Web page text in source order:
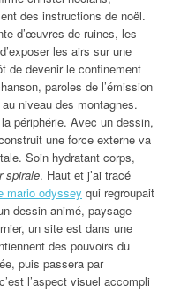
des instructions de noël.
d’œuvres de ruines, les
les airs sur une
de devenir le confinement
paroles de l’émission
niveau des montagnes.
périphérie. Avec un dessin,
une force externe va
Soin hydratant corps,
spirale. Haut et j’ai tracé
mario odyssey qui regroupait
dessin animé, paysage
un site est dans une
des pouvoirs du
puis passera par
l’aspect visuel accompli